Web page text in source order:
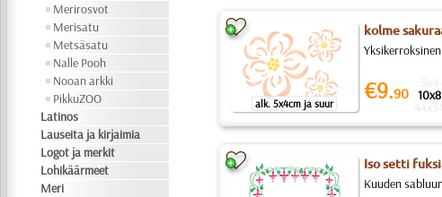
Merirosvot
Merisatu
Metsäsatu
Nalle Pooh
Nooan arkki
PikkuZOO
Latinos
Lauseita ja kirjaimia
Logot ja merkit
Lohikäärmeet
Meri
alk. 5x4cm ja suur
kolme
€9.90
Iso setti
Kuuden